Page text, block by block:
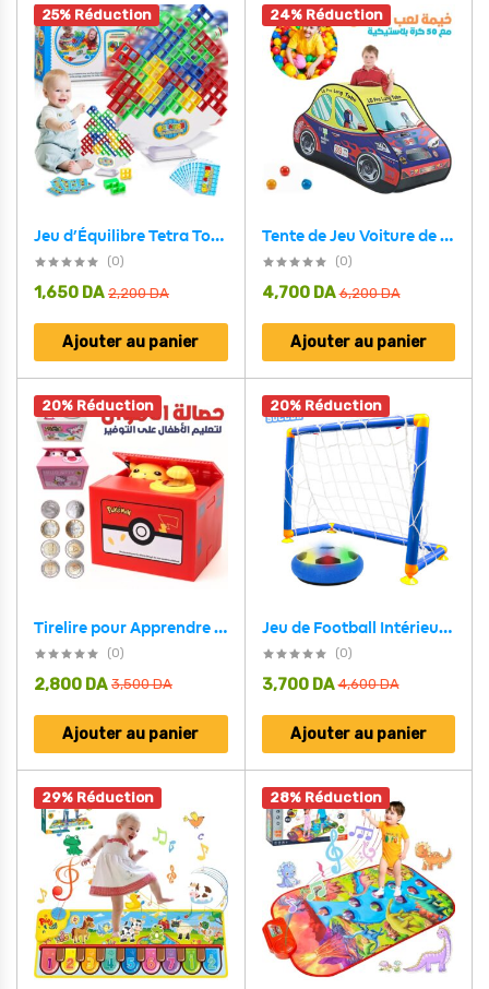
25% Réduction
Jeu d’Équilibre Tetra Tower Balance Building Blocks – لعبة توازن
(0)
2,200DA
1,650 DA
Ajouter au panier
24% Réduction
Tente de Jeu Voiture de Course Pop-Up pour Enfants – خيمة لعب سيارة سباق للأطفال مع 50 كرة بلاستيكية
(0)
6,200DA
4,700 DA
Ajouter au panier
20% Réduction
Tirelire pour Apprendre aux Enfants à économiser de L’argent – حصالة الأموال لتعليم الأطفال على التوفير
(0)
3,500DA
2,800 DA
Ajouter au panier
20% Réduction
Jeu de Football Intérieur Hover avec But – لعبة كرة القدم مع المرمى
(0)
4,600DA
3,700 DA
Ajouter au panier
29% Réduction 28% Réduction